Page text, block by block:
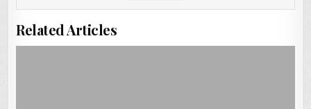
Related Articles